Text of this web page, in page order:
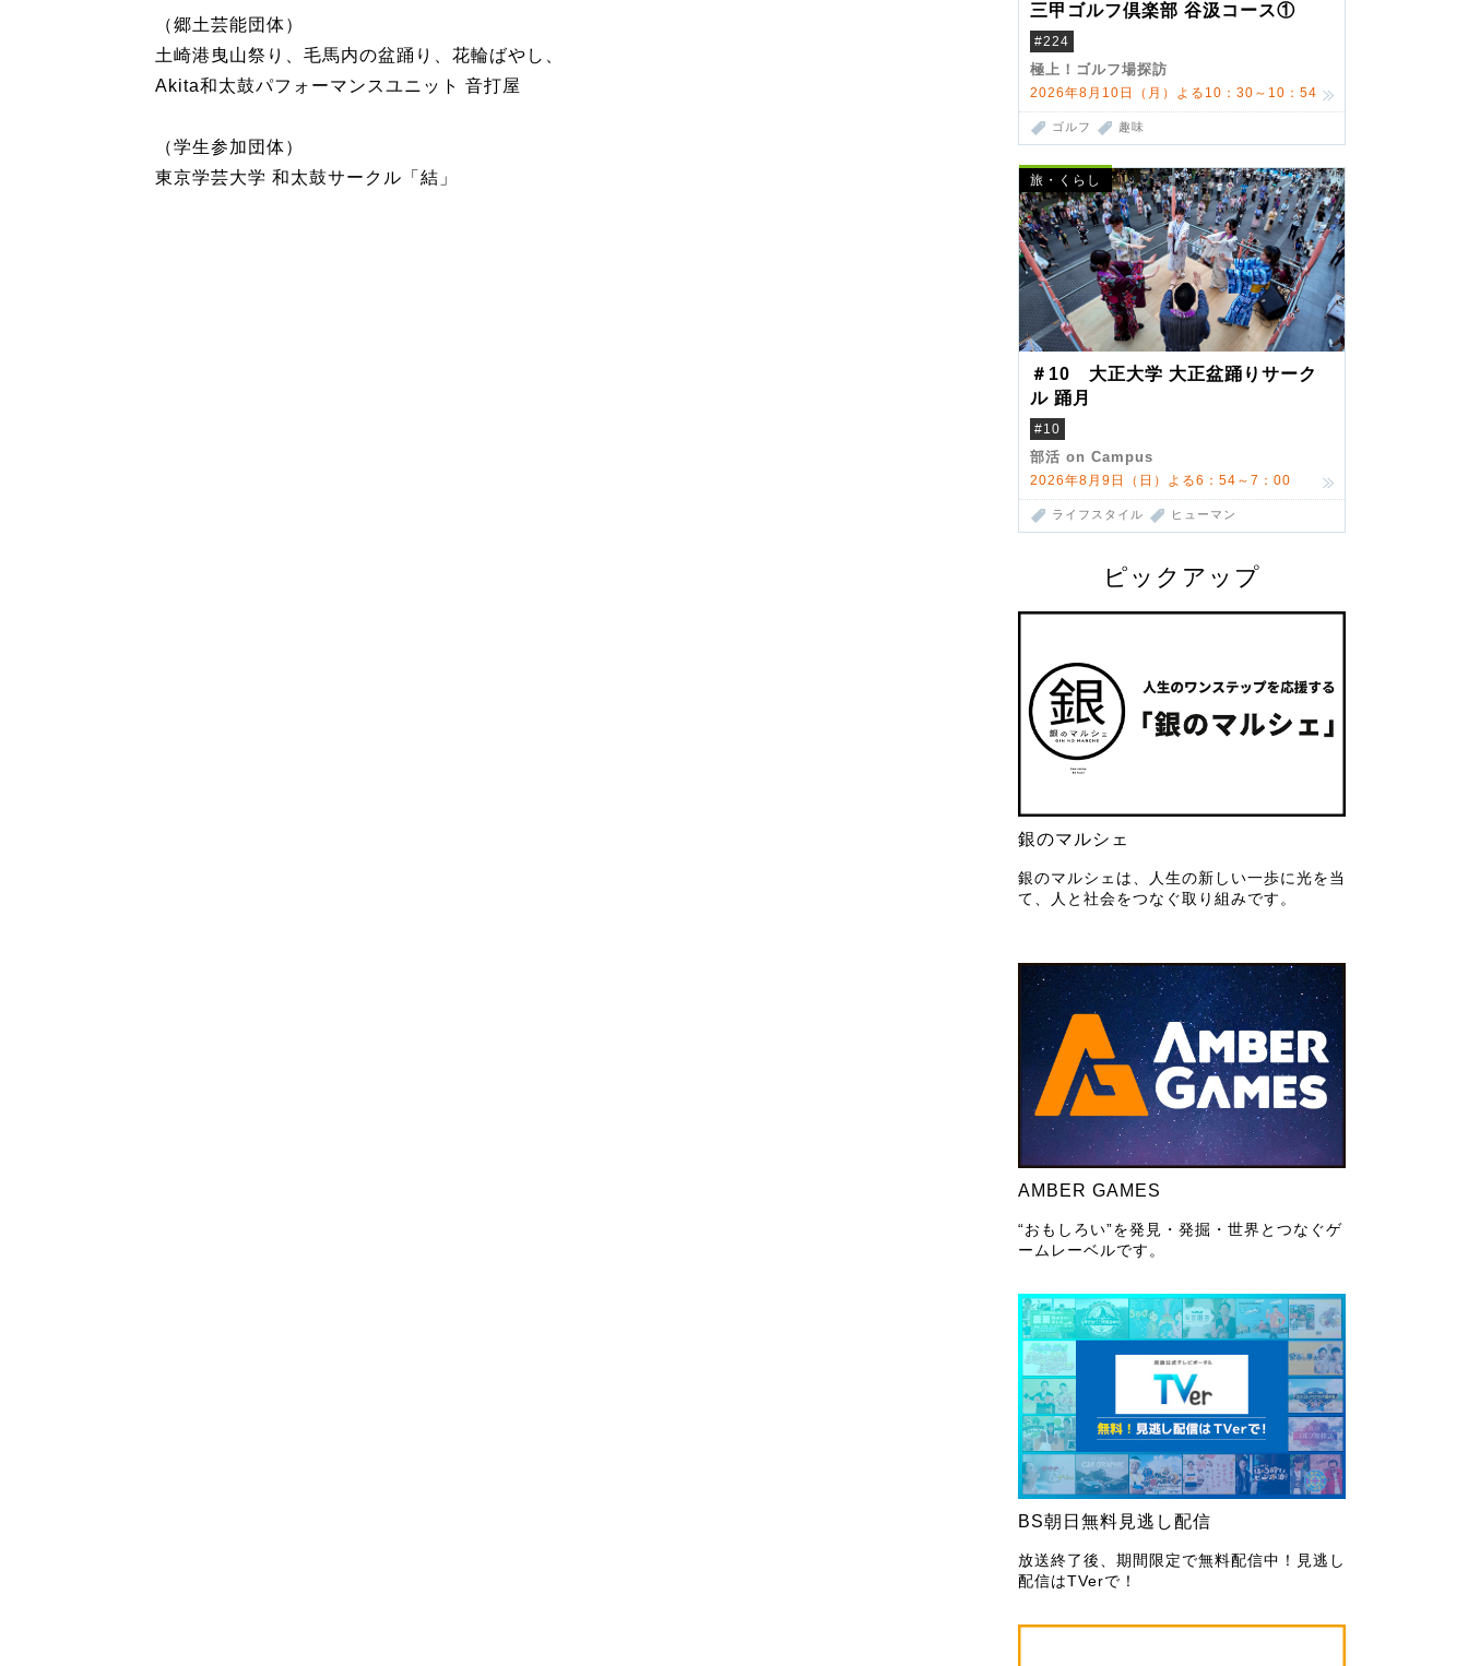
三甲ゴルフ倶楽部 谷汲コース①
#224
極上！ゴルフ場探訪
2026年8月10日（月）よる10：30～10：54
ゴルフ 趣味
旅・くらし
＃10 大正大学 大正盆踊りサーク
ル 踊月
#10
部活 on Campus
2026年8月9日（日）よる6：54～7：00
ライフスタイル ヒューマン
ピックアップ
銀のマルシェ
銀のマルシェは、人生の新しい一歩に光を当
て、人と社会をつなぐ取り組みです。
AMBER GAMES
“おもしろい”を発見・発掘・世界とつなぐゲ
ームレーベルです。
BS朝日無料見逃し配信
放送終了後、期間限定で無料配信中！見逃し
配信はTVerで！
（郷土芸能団体）
土崎港曳山祭り、毛馬内の盆踊り、花輪ばやし、
Akita和太鼓パフォーマンスユニット 音打屋
（学生参加団体）
東京学芸大学 和太鼓サークル「結」